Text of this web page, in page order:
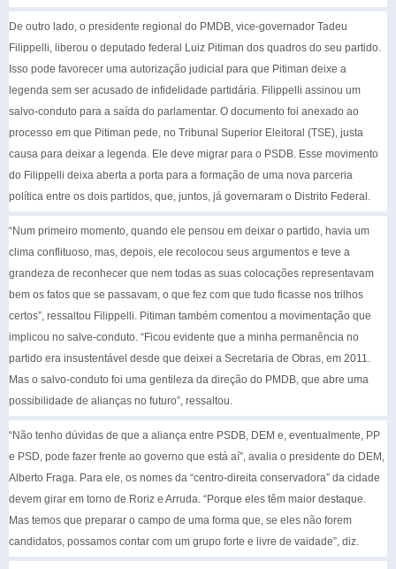
De outro lado, o presidente regional do PMDB, vice-governador Tadeu
Filippelli, liberou o deputado federal Luiz Pitiman dos quadros do seu partido.
Isso pode favorecer uma autorização judicial para que Pitiman deixe a
legenda sem ser acusado de infidelidade partidária. Filippelli assinou um
salvo-conduto para a saída do parlamentar. O documento foi anexado ao
processo em que Pitiman pede, no Tribunal Superior Eleitoral (TSE), justa
causa para deixar a legenda. Ele deve migrar para o PSDB. Esse movimento
do Filippelli deixa aberta a porta para a formação de uma nova parceria
política entre os dois partidos, que, juntos, já governaram o Distrito Federal.
“Num primeiro momento, quando ele pensou em deixar o partido, havia um
clima conflituoso, mas, depois, ele recolocou seus argumentos e teve a
grandeza de reconhecer que nem todas as suas colocações representavam
bem os fatos que se passavam, o que fez com que tudo ficasse nos trilhos
certos”, ressaltou Filippelli. Pitiman também comentou a movimentação que
implicou no salve-conduto. “Ficou evidente que a minha permanência no
partido era insustentável desde que deixei a Secretaria de Obras, em 2011.
Mas o salvo-conduto foi uma gentileza da direção do PMDB, que abre uma
possibilidade de alianças no futuro”, ressaltou.
“Não tenho dúvidas de que a aliança entre PSDB, DEM e, eventualmente, PP
e PSD, pode fazer frente ao governo que está aí”, avalia o presidente do DEM,
Alberto Fraga. Para ele, os nomes da “centro-direita conservadora” da cidade
devem girar em torno de Roriz e Arruda. “Porque eles têm maior destaque.
Mas temos que preparar o campo de uma forma que, se eles não forem
candidatos, possamos contar com um grupo forte e livre de vaidade”, diz.